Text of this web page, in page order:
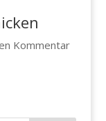
Kommentar